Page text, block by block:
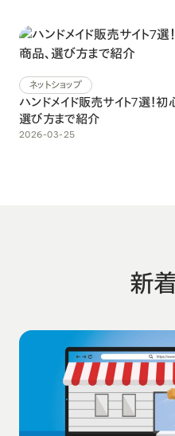
ネットショップ
ハンドメイド販売サイト7選！
選び方まで紹介
2026-03-25
新